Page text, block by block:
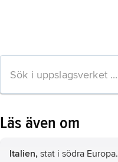
Läs även om
Italien, stat i södra Europa.